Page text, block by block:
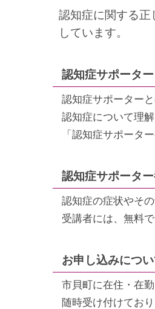
認知症に関する
しています。
認知症サポータ
認知症サポーター
認知症について理
「認知症サポータ
認知症サポータ
認知症の症状やそ
受講者には、無料
お申し込みにつ
市貝町に在住・在
随時受け付けてお